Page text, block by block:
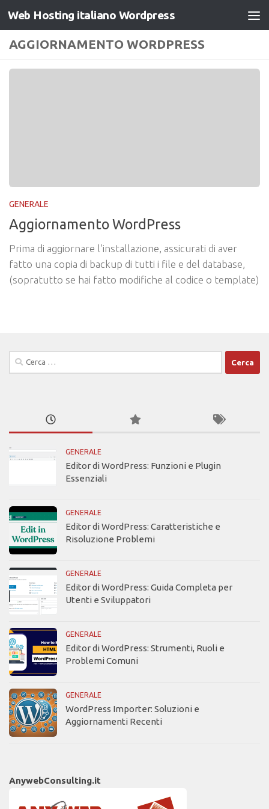
Salta al contenuto
Web Hosting italiano Wordpress
AGGIORNAMENTO WORDPRESS
GENERALE
Aggiornamento WordPress
Prima di aggiornare l'installazione, assicurati di aver
fatto una copia di backup di tutti i file e del database,
(sopratutto se hai fatto modifiche al codice o template)
Ricerca
per:
GENERALE
Editor di WordPress: Funzioni e Plugin
Essenziali
GENERALE
Editor di WordPress: Caratteristiche e
Risoluzione Problemi
GENERALE
Editor di WordPress: Guida Completa per
Utenti e Sviluppatori
GENERALE
Editor di WordPress: Strumenti, Ruoli e
Problemi Comuni
GENERALE
WordPress Importer: Soluzioni e
Aggiornamenti Recenti
AnywebConsulting.it